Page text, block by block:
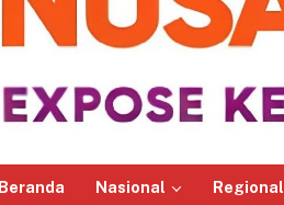
Beranda Nasional Regional